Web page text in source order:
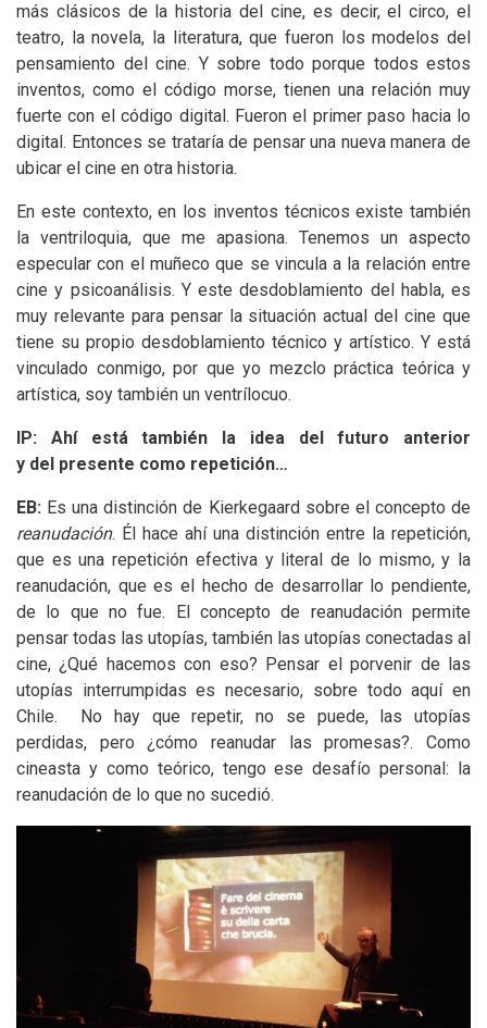
más clásicos de la historia del cine, es decir, el circo, el
teatro, la novela, la literatura, que fueron los modelos del
pensamiento del cine. Y sobre todo porque todos estos
inventos, como el código morse, tienen una relación muy
fuerte con el código digital. Fueron el primer paso hacia lo
digital. Entonces se trataría de pensar una nueva manera de
ubicar el cine en otra historia.
En este contexto, en los inventos técnicos existe también
la ventriloquia, que me apasiona. Tenemos un aspecto
especular con el muñeco que se vincula a la relación entre
cine y psicoanálisis. Y este desdoblamiento del habla, es
muy relevante para pensar la situación actual del cine que
tiene su propio desdoblamiento técnico y artístico. Y está
vinculado conmigo, por que yo mezclo práctica teórica y
artística, soy también un ventrílocuo.
IP: Ahí está también la idea del futuro anterior
y del presente como repetición…
EB: Es una distinción de Kierkegaard sobre el concepto de
reanudación. Él hace ahí una distinción entre la repetición,
que es una repetición efectiva y literal de lo mismo, y la
reanudación, que es el hecho de desarrollar lo pendiente,
de lo que no fue. El concepto de reanudación permite
pensar todas las utopías, también las utopías conectadas al
cine, ¿Qué hacemos con eso? Pensar el porvenir de las
utopías interrumpidas es necesario, sobre todo aquí en
Chile. No hay que repetir, no se puede, las utopías
perdidas, pero ¿cómo reanudar las promesas?. Como
cineasta y como teórico, tengo ese desafío personal: la
reanudación de lo que no sucedió.